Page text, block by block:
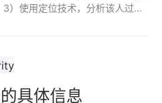
）使用定位技术，分析该人过去
具体信息